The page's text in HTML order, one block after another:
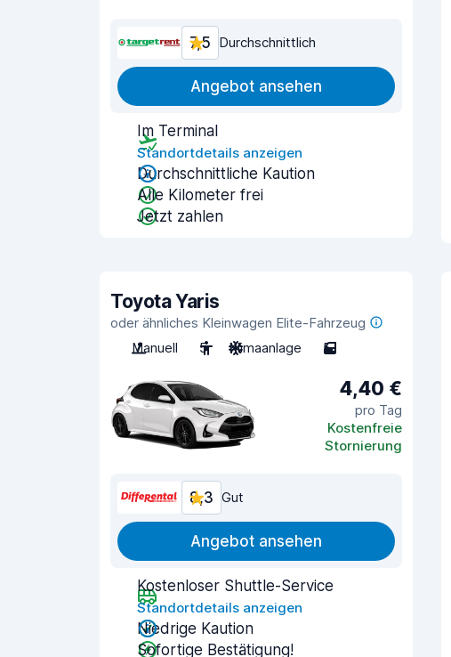
7,5 Durchschnittlich
Angebot ansehen
Im Terminal
Standortdetails anzeigen
Durchschnittliche Kaution
Alle Kilometer frei
Jetzt zahlen
Toyota Yaris
oder ähnliches Kleinwagen Elite-Fahrzeug
Manuell
5 Klimaanlage 5
4,40 €
pro Tag
Kostenfreie
Stornierung
8,3 Gut
Angebot ansehen
Kostenloser Shuttle-Service
Standortdetails anzeigen
Niedrige Kaution
Sofortige Bestätigung!